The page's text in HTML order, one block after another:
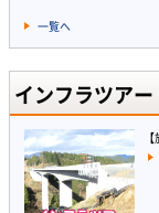
一覧へ
インフラツアー